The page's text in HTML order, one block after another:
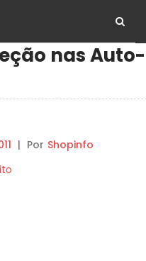
nas Auto-
| Por Shopinfo